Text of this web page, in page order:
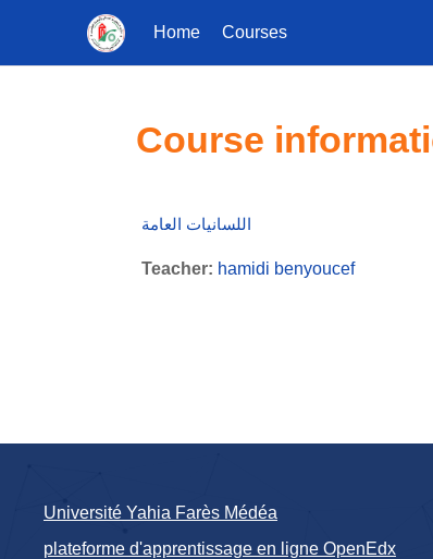
Home Courses
Course
اللسانيات العامة
Teacher: hamidi benyoucef
Université Yahia Farès Médéa
plateforme d'apprentissage en ligne OpenEdx